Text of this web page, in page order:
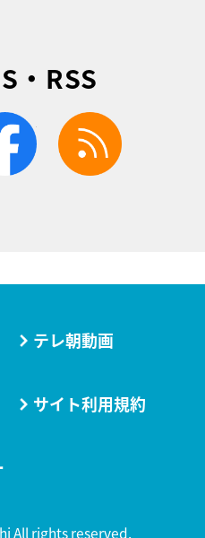
・RSS
facebook
テレ朝動画
サイト利用規約
All rights reserved.